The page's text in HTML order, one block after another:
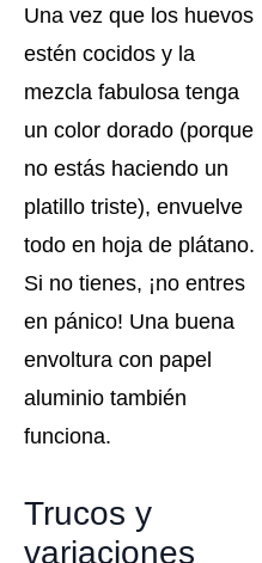
Una vez que los huevos
estén cocidos y la
mezcla fabulosa tenga
un color dorado (porque
no estás haciendo un
platillo triste), envuelve
todo en hoja de plátano.
Si no tienes, ¡no entres
en pánico! Una buena
envoltura con papel
aluminio también
funciona.
Trucos y
variaciones